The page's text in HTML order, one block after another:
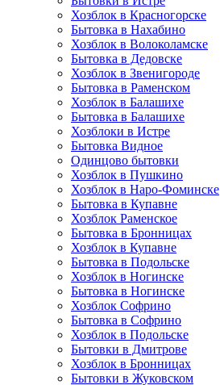
Хозблок в Красногорске
Бытовка в Нахабино
Хозблок в Волоколамске
Бытовкa в Дедовске
Хозблок в Звенигороде
Бытовка в Раменском
Хозблок в Балашихе
Бытовкa в Балашихе
Хозблоки в Истре
Бытовка Видное
Одинцово бытовки
Хозблок в Пушкино
Хозблок в Наро-Фоминске
Бытовка в Купавне
Хозблок Раменское
Бытовка в Бронницах
Хозблок в Купавне
Бытовка в Подольске
Хозблок в Ногинске
Бытовка в Ногинске
Хозблок Софрино
Бытовка в Софрино
Хозблок в Подольске
Бытовки в Дмитрове
Хозблок в Бронницах
Бытовки в Жуковском